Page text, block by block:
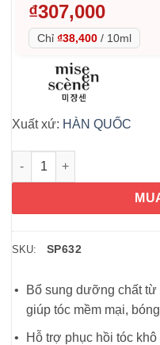
₫307,000
Chỉ ₫38,400 / 10ml
Xuất xứ: HÀN QUỐC
Serum dưỡng tóc Mise
SKU: SP632
Bổ sung dưỡng chất
giúp tóc mềm mại,
Hỗ trợ phục hồi tóc